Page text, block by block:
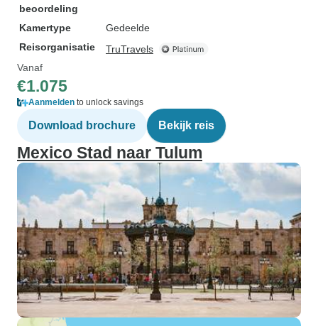
beoordeling
Kamertype
Gedeelde
Reisorganisatie
TruTravels
Vanaf
€1.075
Aanmelden to unlock savings
Download brochure Bekijk reis
Mexico Stad naar Tulum